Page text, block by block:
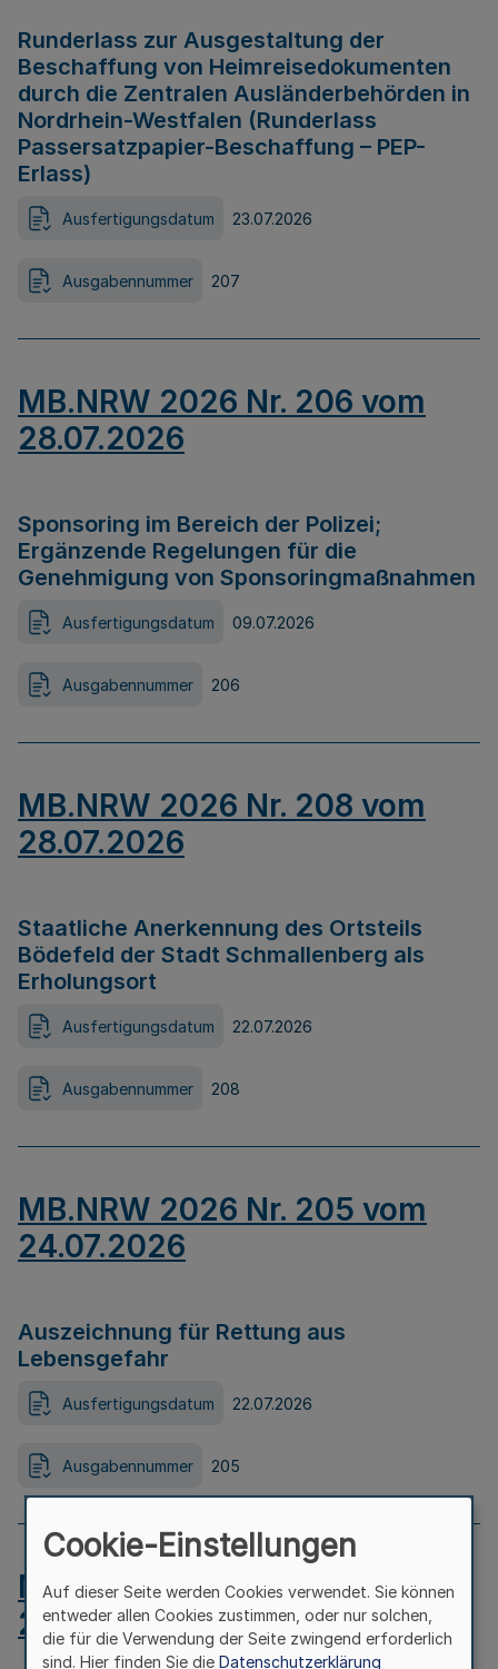
Runderlass zur Ausgestaltung der
Beschaffung von Heimreisedokumenten
durch die Zentralen Ausländerbehörden in
Nordrhein-Westfalen (Runderlass
Passersatzpapier-Beschaffung – PEP-
Erlass)
Ausfertigungsdatum 23.07.2026
Ausgabennummer 207
MB.NRW 2026 Nr. 206 vom
28.07.2026
Sponsoring im Bereich der Polizei;
Ergänzende Regelungen für die
Genehmigung von Sponsoringmaßnahmen
Ausfertigungsdatum 09.07.2026
Ausgabennummer 206
MB.NRW 2026 Nr. 208 vom
28.07.2026
Staatliche Anerkennung des Ortsteils
Bödefeld der Stadt Schmallenberg als
Erholungsort
Ausfertigungsdatum 22.07.2026
Ausgabennummer 208
MB.NRW 2026 Nr. 205 vom
24.07.2026
Auszeichnung für Rettung aus
Lebensgefahr
Ausfertigungsdatum 22.07.2026
Ausgabennummer 205
MB.NRW 2026 Nr. 204 vom
24.07.2026
Cookie-Einstellungen
Auf dieser Seite werden Cookies verwendet. Sie können
entweder allen Cookies zustimmen, oder nur solchen,
die für die Verwendung der Seite zwingend erforderlich
sind. Hier finden Sie die Datenschutzerklärung